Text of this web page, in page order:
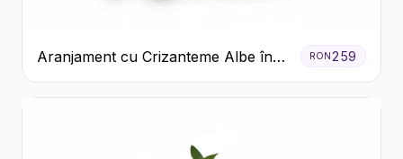
Aranjament cu Crizanteme Albe în
Cutie Galbenă
RON259